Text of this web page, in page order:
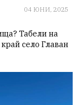
04 ЮНИ, 2025
Табели на
село Главан